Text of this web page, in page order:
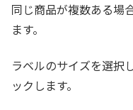
同じ商品が複数ある場
ます。
ラベルのサイズを選択
ックします。